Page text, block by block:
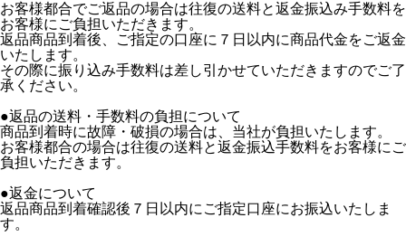
お客様都合でご返品の場合は往復の送料と返金振込み手数料を
お客様にご負担いただきます。
返品商品到着後、ご指定の口座に７日以内に商品代金をご返金
いたします。
その際に振り込み手数料は差し引かせていただきますのでご了
承ください。
●返品の送料・手数料の負担について
商品到着時に故障・破損の場合は、当社が負担いたします。
お客様都合の場合は往復の送料と返金振込手数料をお客様にご
負担いただきます。
●返金について
返品商品到着確認後７日以内にご指定口座にお振込いたしま
す。